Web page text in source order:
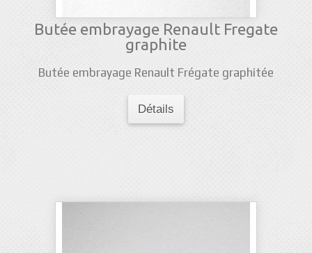
Butée embrayage Renault Fregate
graphite
Butée embrayage Renault Frégate graphitée
Détails